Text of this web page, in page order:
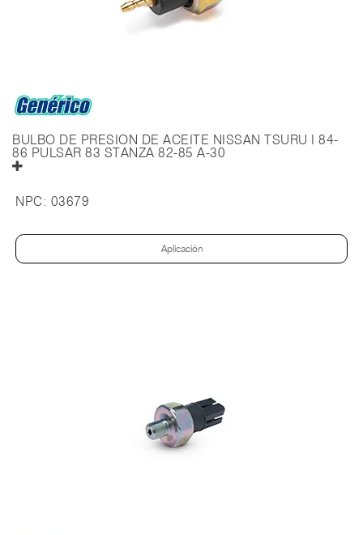
BULBO DE PRESION DE ACEITE NISSAN TSURU I 84-
86 PULSAR 83 STANZA 82-85 A-30
NPC: 03679
Aplicación